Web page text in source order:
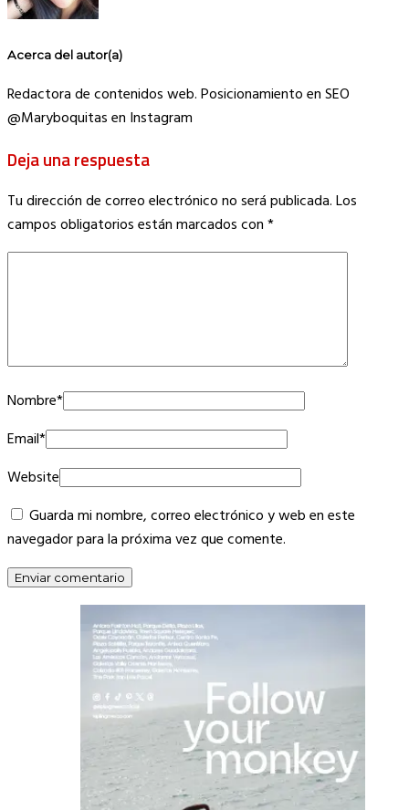
Acerca del autor(a)
Redactora de contenidos web. Posicionamiento en SEO
@Maryboquitas en Instagram
Deja una respuesta
Tu dirección de correo electrónico no será publicada.Los
campos obligatorios están marcados con*
Nombre*
Email*
Website
Guarda mi nombre, correo electrónico y web en este
navegador para la próxima vez que comente.